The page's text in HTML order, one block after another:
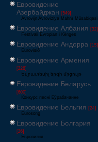
Евровидение
Азербайджан [549]
Avrovijn Avroviziya Mahnı Müsabiqəsi
Евровидение Албания [32]
Festivali Evropian i Këngës
Евровидение Андорра [15]
Eurovisió
Евровидение Армения
[228]
Եվրատեսիլ երգի մրցույթ
Евровидение Беларусь
[600]
Конкурс песні Еўрабачанне
Евровидение Бельгия [24]
Eurosong
Евровидение Болгария
[26]
Евровизия